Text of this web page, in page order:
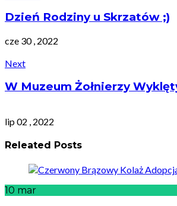
Dzień Rodziny u Skrzatów ;)
cze 30 , 2022
Next
W Muzeum Żołnierzy
lip 02 , 2022
Releated Posts
10 mar